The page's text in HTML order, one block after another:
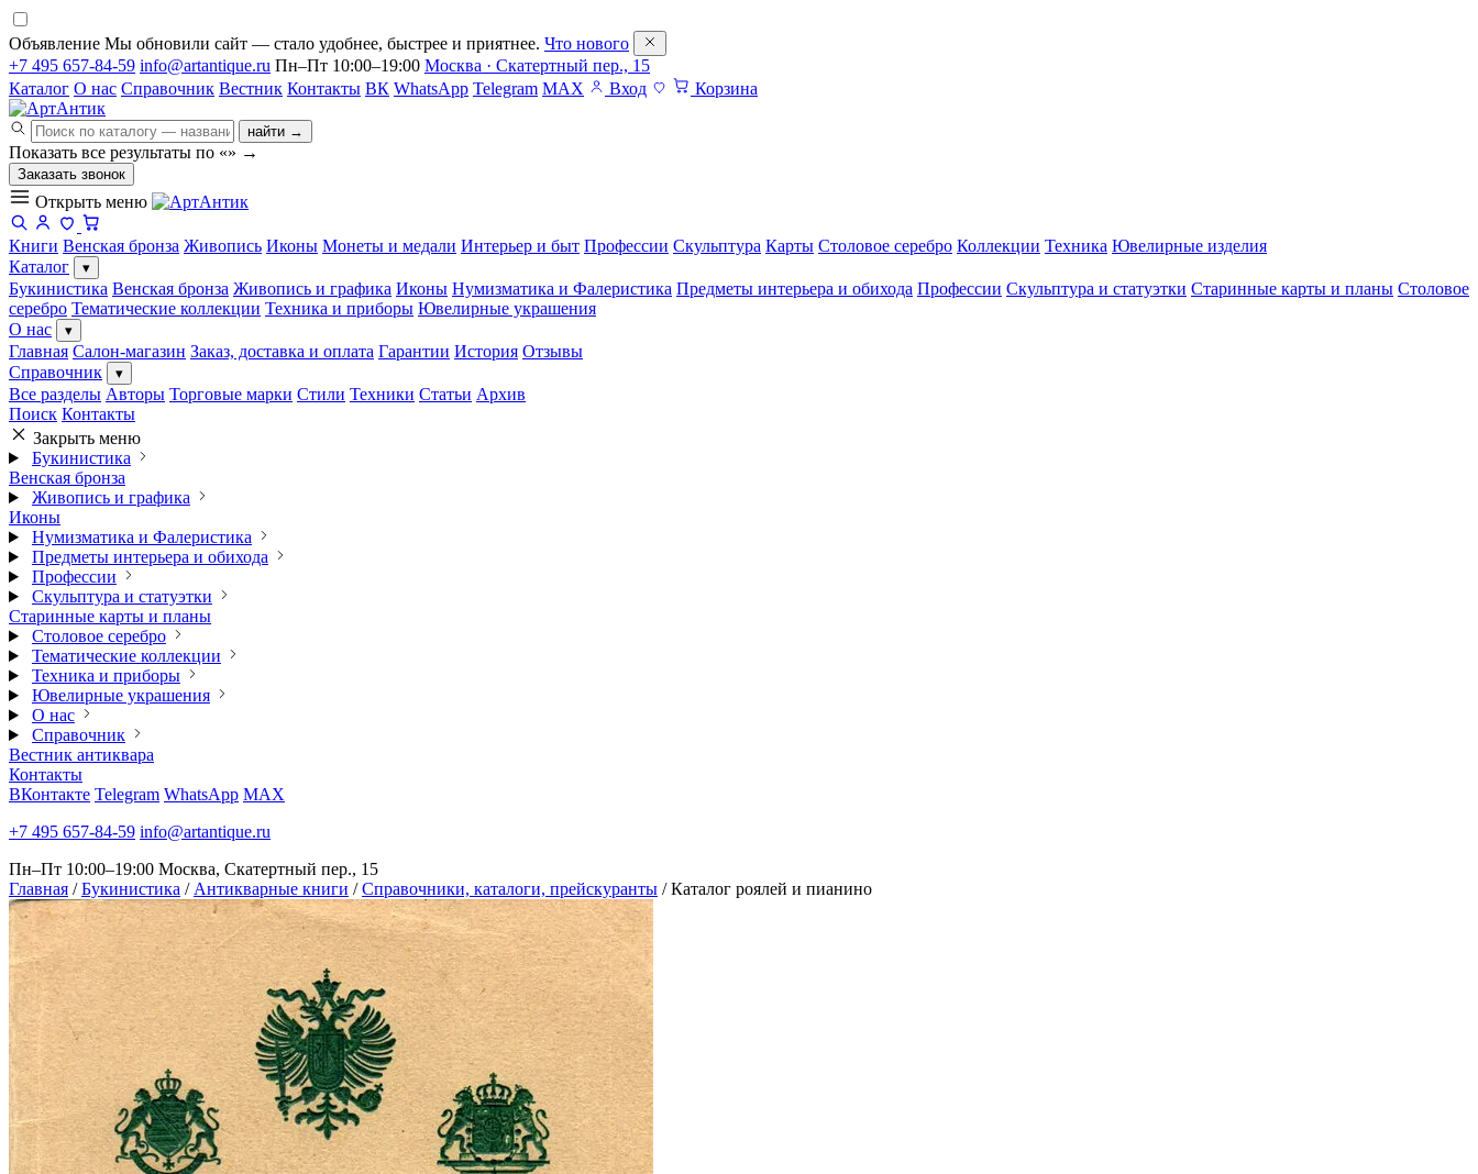
Объявление Мы обновили сайт — стало удобнее, быстрее и приятнее. Что нового
+7 495 657-84-59 info@artantique.ru Пн–Пт 10:00–19:00 Москва · Скатертный пер., 15
Каталог О нас Справочник Вестник Контакты ВК WhatsApp Telegram MAX Вход Корзина
найти →
Показать все результаты по «» →
Заказать звонок
Открыть меню
Книги Венская бронза Живопись Иконы Монеты и медали Интерьер и быт Профессии Скульптура Карты Столовое серебро Коллекции Техника Ювелирные изделия
Каталог
▾
Букинистика Венская бронза Живопись и графика Иконы Нумизматика и Фалеристика Предметы интерьера и обихода Профессии Скульптура и статуэтки Старинные карты и планы Столовое
серебро Тематические коллекции Техника и приборы Ювелирные украшения
О нас
▾
Главная Салон-магазин Заказ, доставка и оплата Гарантии История Отзывы
Справочник
▾
Все разделы Авторы Торговые марки Стили Техники Статьи Архив
Поиск Контакты
Закрыть меню
Букинистика
Венская бронза
Живопись и графика
Иконы
Нумизматика и Фалеристика
Предметы интерьера и обихода
Профессии
Скульптура и статуэтки
Старинные карты и планы
Столовое серебро
Тематические коллекции
Техника и приборы
Ювелирные украшения
О нас
Справочник
Вестник антиквара
Контакты
ВКонтакте Telegram WhatsApp MAX
+7 495 657-84-59 info@artantique.ru
Пн–Пт 10:00–19:00 Москва, Скатертный пер., 15
Главная / Букинистика / Антикварные книги / Справочники, каталоги, прейскуранты / Каталог роялей и пианино